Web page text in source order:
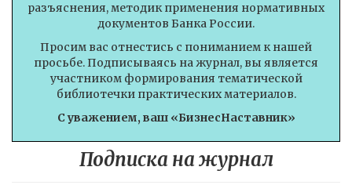
разъяснения, методик применения нормативных
документов Банка России.
Просим вас отнестись с пониманием к нашей
просьбе. Подписываясь на журнал, вы является
участником формирования тематической
библиотечки практических материалов.
С уважением, ваш «БизнесНаставник»
Подписка на журнал